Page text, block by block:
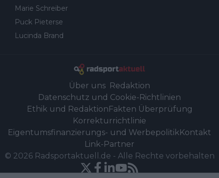
Marie Schreiber
Puck Pieterse
Lucinda Brand
Über uns Redaktion
Datenschutz und Cookie-Richtlinien
Ethik und RedaktionFakten Überprüfung
Korrekturrichtlinie
Eigentumsfinanzierungs- und WerbepolitikKontakt
Link-Partner
© 2026 Radsportaktuell.de - Alle Rechte vorbehalten